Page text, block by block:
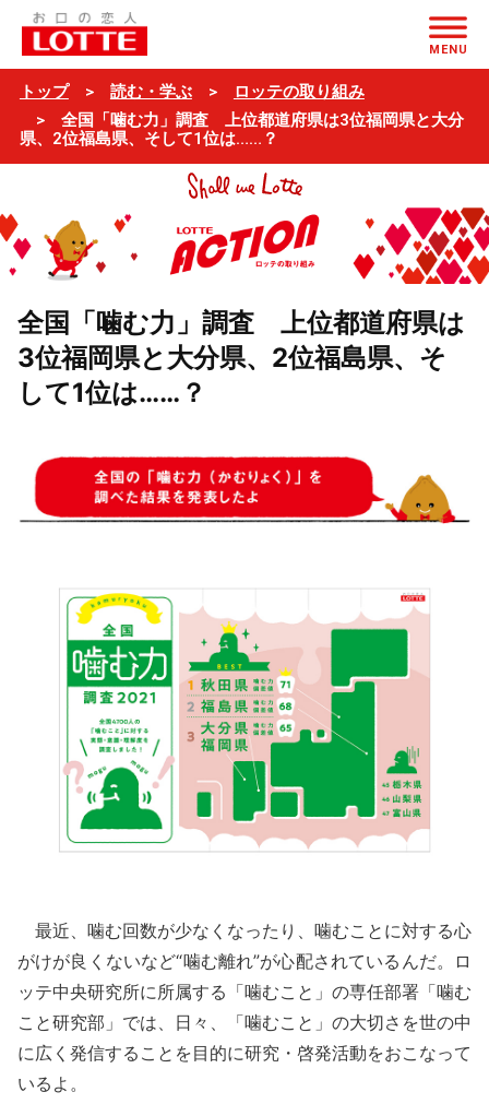
MENU
トップ 読む・学ぶ
ロッテの取り組み
全国「噛む力」調査 上位都道府県は3位福岡県と大分
県、2位福島県、そして1位は……？
全国「噛む力」調査 上位都道府県は
3位福岡県と大分県、2位福島県、そ
して1位は……？
最近、噛む回数が少なくなったり、噛むことに対する心
がけが良くないなど“噛む離れ”が心配されているんだ。ロ
ッテ中央研究所に所属する「噛むこと」の専任部署「噛む
こと研究部」では、日々、「噛むこと」の大切さを世の中
に広く発信することを目的に研究・啓発活動をおこなって
いるよ。